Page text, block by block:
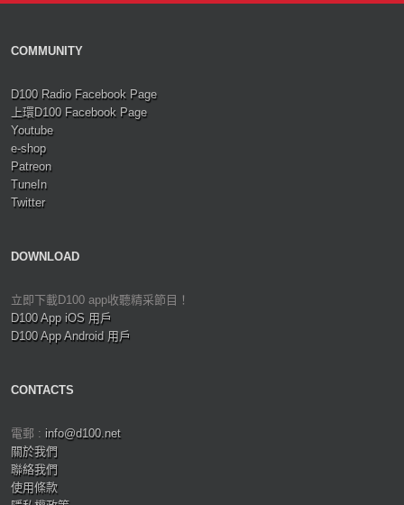
COMMUNITY
D100 Radio Facebook Page
上環D100 Facebook Page
Youtube
e-shop
Patreon
TuneIn
Twitter
DOWNLOAD
立即下載D100 app收聽精采節目！
D100 App iOS 用戶
D100 App Android 用戶
CONTACTS
電郵 : info@d100.net
關於我們
聯絡我們
使用條款